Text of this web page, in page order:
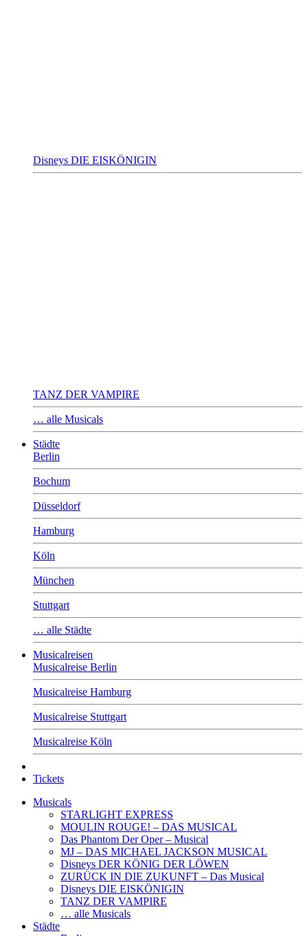
Disneys DIE EISKÖNIGIN
TANZ DER VAMPIRE
… alle Musicals
Städte
Berlin
Bochum
Düsseldorf
Hamburg
Köln
München
Stuttgart
… alle Städte
Musicalreisen
Musicalreise Berlin
Musicalreise Hamburg
Musicalreise Stuttgart
Musicalreise Köln
Tickets
Musicals
STARLIGHT EXPRESS
MOULIN ROUGE! – DAS MUSICAL
Das Phantom Der Oper – Musical
MJ – DAS MICHAEL JACKSON MUSICAL
Disneys DER KÖNIG DER LÖWEN
ZURÜCK IN DIE ZUKUNFT – Das Musical
Disneys DIE EISKÖNIGIN
TANZ DER VAMPIRE
… alle Musicals
Städte